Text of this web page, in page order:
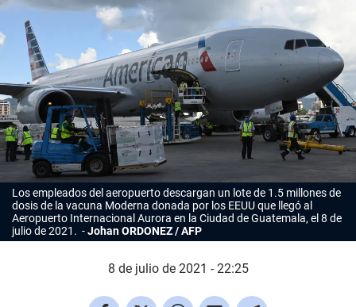
Los empleados del aeropuerto descargan un lote de 1.5 millones de
dosis de la vacuna Moderna donada por los EEUU que llegó al
Aeropuerto Internacional Aurora en la Ciudad de Guatemala, el 8 de
julio de 2021.
Johan ORDONEZ / AFP
8 de julio de 2021 - 22:25